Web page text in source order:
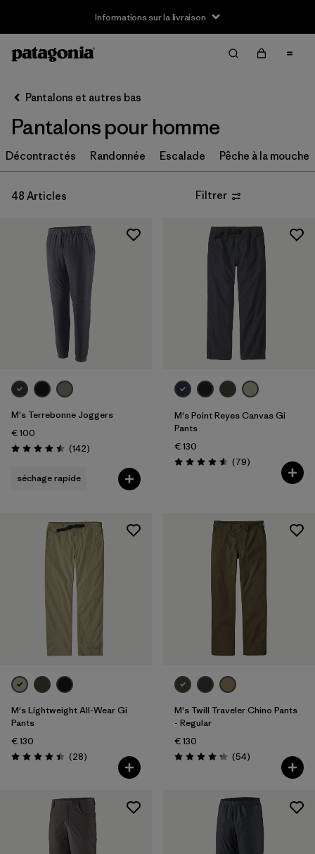
Informations sur la livraison
Filtrer par
Taille
S (47)
M (45)
(45)
(46)
(18)
Filtrer par
Filtrer par
Prix
Filtrer par
Caractéristiques
Filtrer par
Tissu
Pantalons et autres bas
Pantalons pour homme
Décontractés Randonnée Escalade Pêche à la mouche
48 Articles Filtrer
M's Terrebonne Joggers
€ 100
Évaluation: 4.5 / 5
(142Avis
)
séchage rapide
M's Point Reyes Canvas Gi
Pants
€ 130
Évaluation: 4.6 / 5
(79Avis
)
M's Lightweight All-Wear Gi
Pants
€ 130
Évaluation: 4.4 / 5
(28Avis
)
M's Twill Traveler Chino Pants
- Regular
€ 130
Évaluation: 4.3 / 5
(54Avis
)